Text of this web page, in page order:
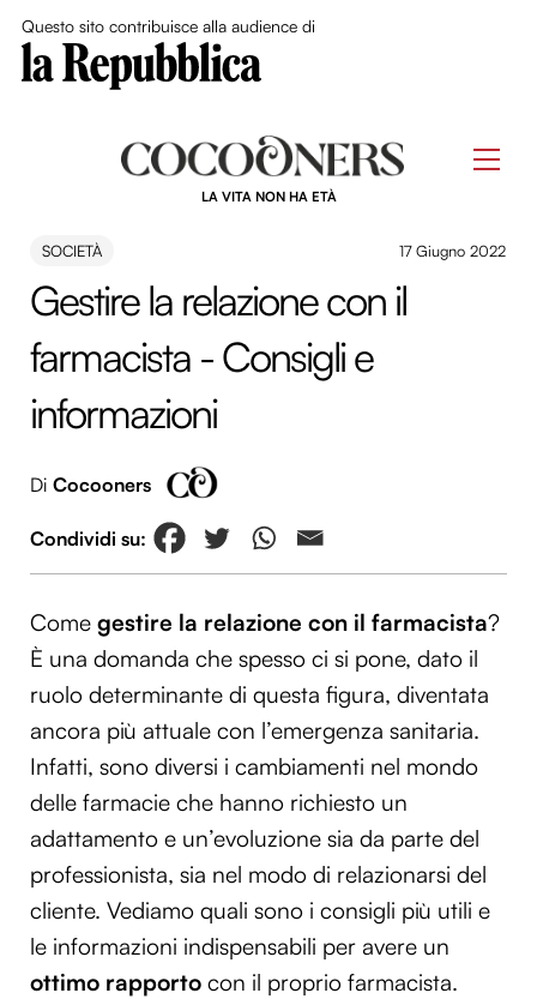
Questo sito contribuisce alla audience di
LA VITA NON HA ETÀ
SOCIETÀ 17 Giugno 2022
Gestire la relazione con il
farmacista - Consigli e
informazioni
Di Cocooners
Come gestire la relazione con il farmacista?
È una domanda che spesso ci si pone, dato il
ruolo determinante di questa figura, diventata
ancora più attuale con l’emergenza sanitaria.
Infatti, sono diversi i cambiamenti nel mondo
delle farmacie che hanno richiesto un
adattamento e un’evoluzione sia da parte del
professionista, sia nel modo di relazionarsi del
cliente. Vediamo quali sono i consigli più utili e
le informazioni indispensabili per avere un
ottimo rapporto con il proprio farmacista.